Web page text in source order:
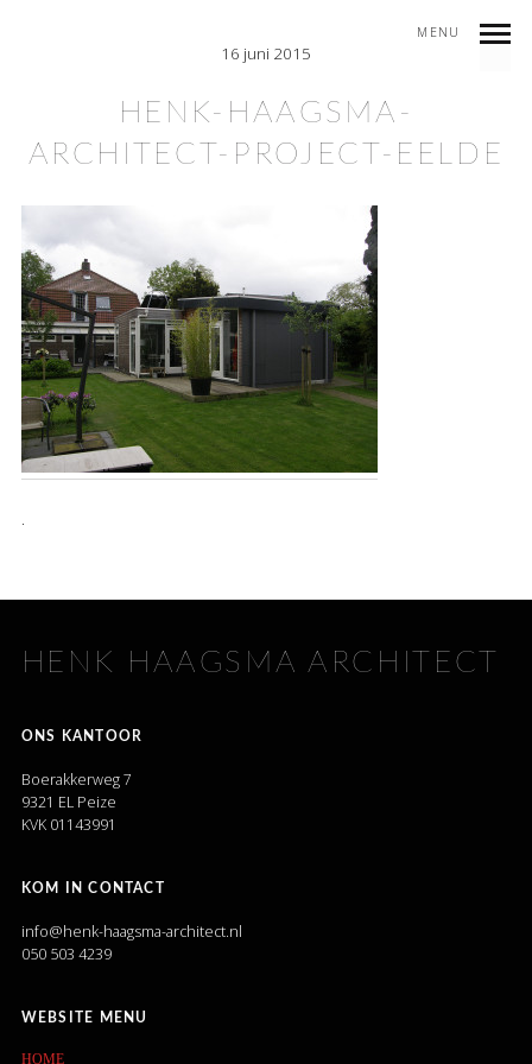
MENU
16 juni 2015
HENK-HAAGSMA-
ARCHITECT-PROJECT-EELDE
.
HENK HAAGSMA ARCHITECT
ONS KANTOOR
Boerakkerweg 7
9321 EL Peize
KVK 01143991
KOM IN CONTACT
info@henk-haagsma-architect.nl
050 503 4239
WEBSITE MENU
HOME